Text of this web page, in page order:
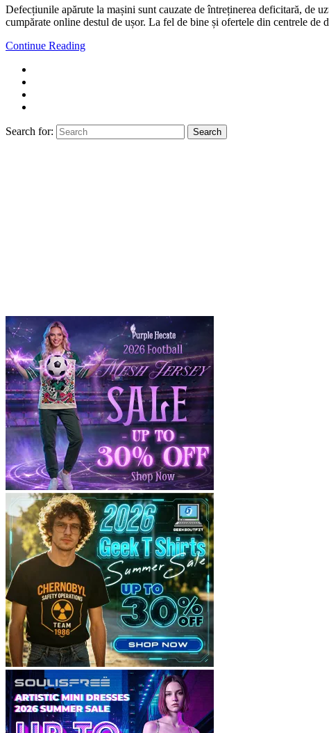
Defecțiunile apărute la mașini sunt cauzate de întreținerea deficitară, de
cumpărate online destul de ușor. La fel de bine și ofertele din centrele
Continue Reading
Search for: Search